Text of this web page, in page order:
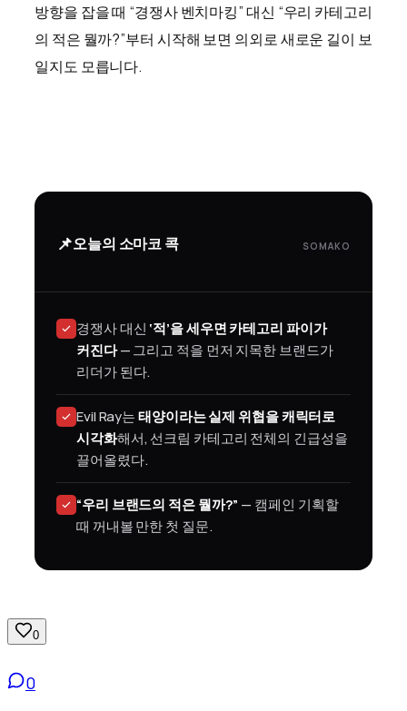
방향을 잡을 때 “경쟁사 벤치마킹” 대신 “우리 카테고리
의 적은 뭘까?”부터 시작해 보면 의외로 새로운 길이 보
일지도 모릅니다.
📌오늘의 소마코 콕 SOMAKO
경쟁사 대신 ‘적’을 세우면 카테고리 파이가
커진다— 그리고 적을 먼저 지목한 브랜드가
리더가 된다.
Evil Ray는태양이라는 실제 위협을 캐릭터로
시각화해서, 선크림 카테고리 전체의 긴급성을
끌어올렸다.
“우리 브랜드의 적은 뭘까?” — 캠페인 기획할
때 꺼내볼 만한 첫 질문.
0
0